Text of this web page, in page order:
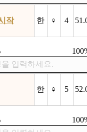
작 한 ♀ 4
입력하세요.
한 ♀ 5